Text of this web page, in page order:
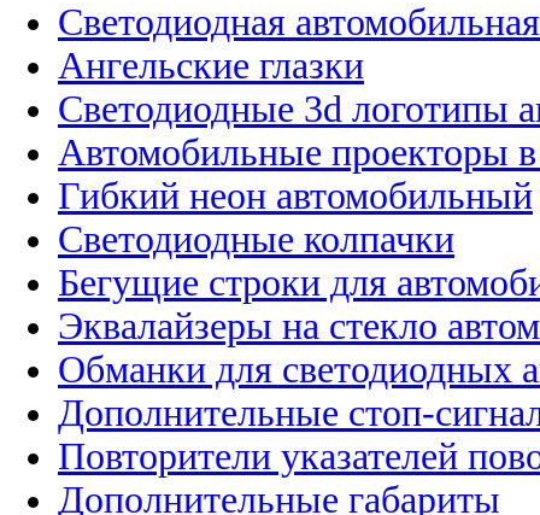
Светодиодная
Ангельские глазки
Светодиодные 3d логотипы
Автомобильные проекторы
Гибкий неон автомобильный
Светодиодные колпачки
Бегущие строки для
Эквалайзеры на стекло
Обманки для светодиодных
Дополнительные стоп-
Повторители указателей
Дополнительные габариты